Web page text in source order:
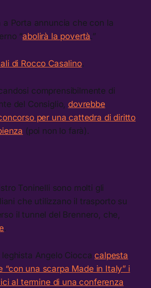
a Porta annuncia che con la
“abolirà la povertà.”
di Rocco Casalino.
comprensibilmente di
del Consiglio, dovrebbe
per una cattedra di diritto
(poi non lo farà).
Toninelli sono molti gli
che utilizzano il trasporto su
il tunnel del Brennero, che,
.
leghista Angelo Ciocca calpesta
“con una scarpa Made in Italy” i
al termine di una conferenza